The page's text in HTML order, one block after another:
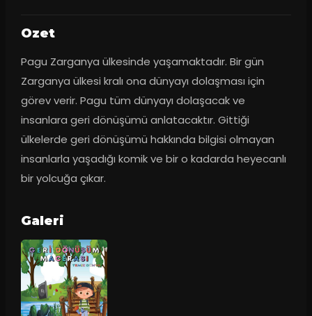
Ozet
Pagu Zarganya ülkesinde yaşamaktadır. Bir gün
Zarganya ülkesi kralı ona dünyayı dolaşması için
görev verir. Pagu tüm dünyayı dolaşacak ve
insanlara geri dönüşümü anlatacaktır. Gittiği
ülkelerde geri dönüşümü hakkında bilgisi olmayan
insanlarla yaşadığı komik ve bir o kadarda heyecanlı
bir yolcuğa çıkar.
Galeri